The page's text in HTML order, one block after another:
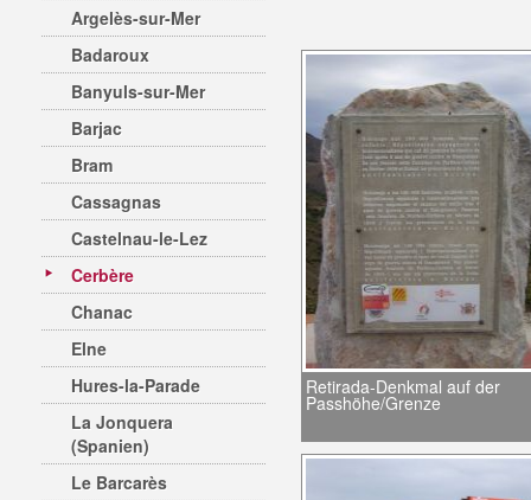
Argelès-sur-Mer
Badaroux
Banyuls-sur-Mer
Barjac
Bram
Cassagnas
Castelnau-le-Lez
Cerbère
Chanac
Elne
Hures-la-Parade
La Jonquera
(Spanien)
Le Barcarès
Retirada-Denkmal auf der
Passhöhe/Grenze